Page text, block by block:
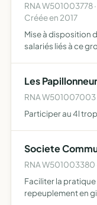
RNA W501003778
Créée en 2017
Mise à disposition
salariés liés à ce
Les
RNA W501007003
Participer au 4l
Societe
RNA W501003380
Faciliter la
repeuplement en